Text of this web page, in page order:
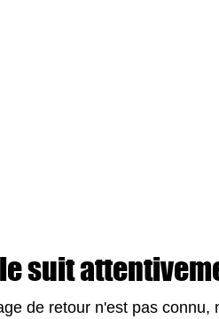
suit
de retour n'est pas